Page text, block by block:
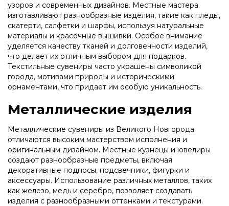
узоров и современных дизайнов. Местные мастера
изготавливают разнообразные изделия, такие как пледы,
скатерти, салфетки и шарфы, используя натуральные
материалы и красочные вышивки. Особое внимание
уделяется качеству тканей и долговечности изделий,
что делает их отличным выбором для подарков.
Текстильные сувениры часто украшены символикой
города, мотивами природы и историческими
орнаментами, что придает им особую уникальность.
Металлические изделия
Металлические сувениры из Великого Новгорода
отличаются высоким мастерством исполнения и
оригинальным дизайном. Местные кузнецы и ювелиры
создают разнообразные предметы, включая
декоративные подносы, подсвечники, фигурки и
аксессуары. Использование различных металлов, таких
как железо, медь и серебро, позволяет создавать
изделия с разнообразными оттенками и текстурами.